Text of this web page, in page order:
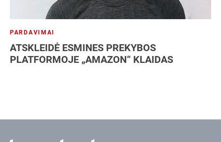
PARDAVIMAI
ATSKLEIDĖ ESMINES PREKYBOS
PLATFORMOJE „AMAZON“ KLAIDAS